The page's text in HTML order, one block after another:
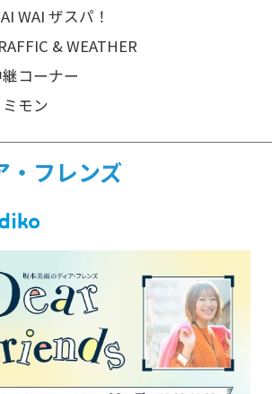
WAI ザスパ！
& WEATHER
コーナー
ミモン
・フレンズ